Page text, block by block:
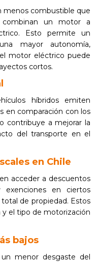
menos combustible que
combinan un motor a
Esto permite un
mayor autonomía,
motor eléctrico puede
cortos.
híbridos emiten
en comparación con los
contribuye a mejorar la
del transporte en el
en Chile
acceder a descuentos
en ciertos
de propiedad. Estos
el tipo de motorización
bajos
menor desgaste del